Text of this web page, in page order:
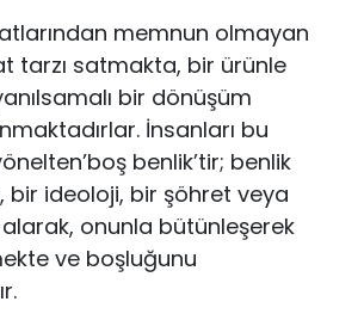
memnun olmayan
tarzı satmakta, bir ürünle
bir dönüşüm
İnsanları bu
benlik’tir; benlik
bir ideoloji, bir şöhret veya
onunla bütünleşerek
ve boşluğunu